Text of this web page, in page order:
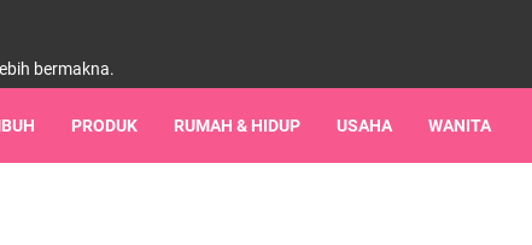
bermakna.
PRODUK RUMAH & HIDUP USAHA WANITA